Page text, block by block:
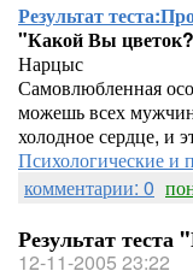
Результат теста:
"Какой Вы
Нарцыс
Самовлюбленная
можешь всех
холодное сердце, и
Психологические и
комментарии: 0
Результат
12-11-2005 23:22